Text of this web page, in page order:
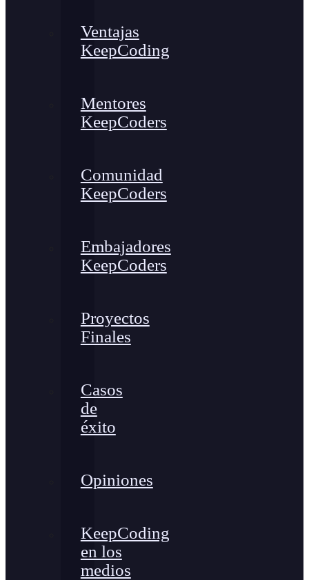
Ventajas
KeepCoding
Mentores
KeepCoders
Comunidad
KeepCoders
Embajadores
KeepCoders
Proyectos
Finales
Casos
de
éxito
Opiniones
KeepCoding
en los
medios